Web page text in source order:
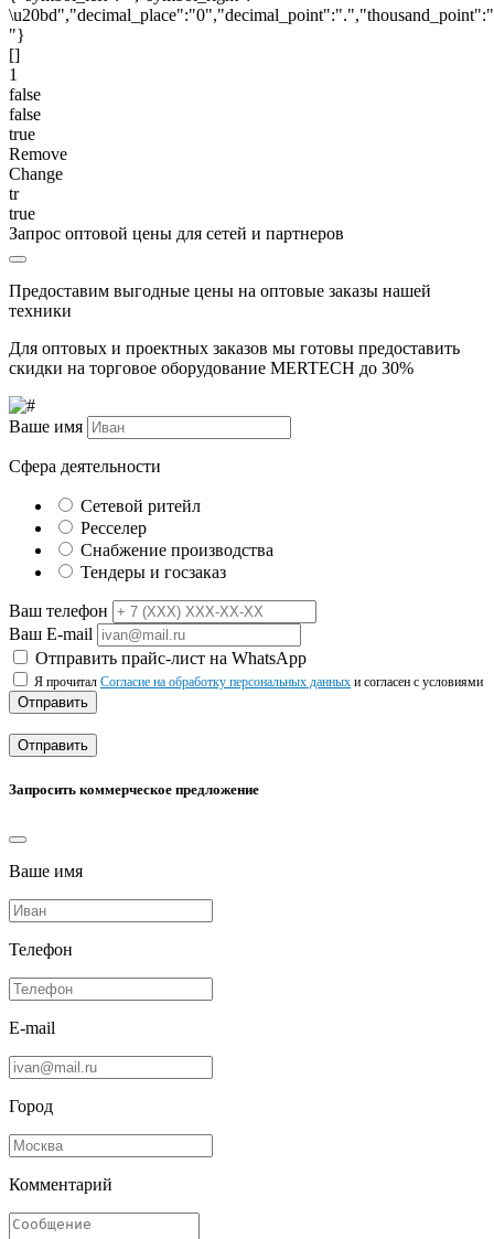
\u20bd","decimal_place":"0","decimal_point":".","thousand_point":"
"}
[]
1
false
false
true
Remove
Change
tr
true
Запрос оптовой цены для сетей и партнеров
Предоставим выгодные цены на оптовые заказы нашей
техники
Для оптовых и проектных заказов мы готовы предоставить
скидки на торговое оборудование MERTECH до 30%
Ваше имя
Сфера деятельности
Сетевой ритейл
Ресселер
Снабжение производства
Тендеры и госзаказ
Ваш телефон
Ваш E-mail
Отправить прайс-лист на WhatsApp
Я прочитал Согласие на обработку персональных данных и согласен с условиями
Отправить
Отправить
Запросить коммерческое предложение
Ваше имя
Телефон
E-mail
Город
Комментарий